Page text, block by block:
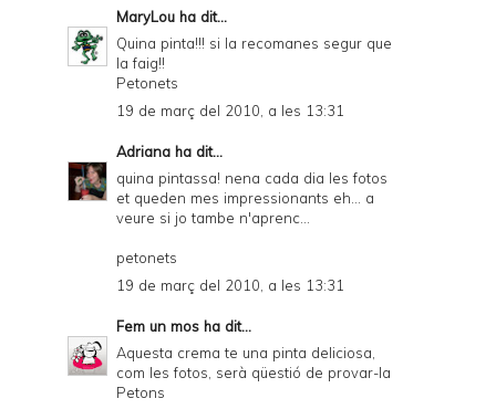
MaryLou ha dit...
Quina pinta!!! si la recomanes segur que
la faig!!
Petonets
19 de març del 2010, a les 13:31
Adriana ha dit...
quina pintassa! nena cada dia les fotos
et queden mes impressionants eh... a
veure si jo tambe n'aprenc...
petonets
19 de març del 2010, a les 13:31
Fem un mos ha dit...
Aquesta crema te una pinta deliciosa,
com les fotos, serà qüestió de provar-la
Petons